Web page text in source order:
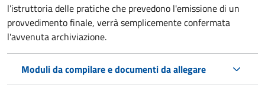
l’istruttoria delle pratiche che prevedono l'emissione di un
provvedimento finale, verrà semplicemente confermata
l'avvenuta archiviazione.
Moduli da compilare e documenti da allegare